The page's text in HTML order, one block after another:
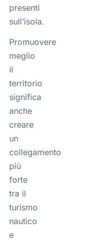
presenti
sull’isola.
Promuovere
meglio
il
territorio
significa
anche
creare
un
collegamento
più
forte
tra il
turismo
nautico
e